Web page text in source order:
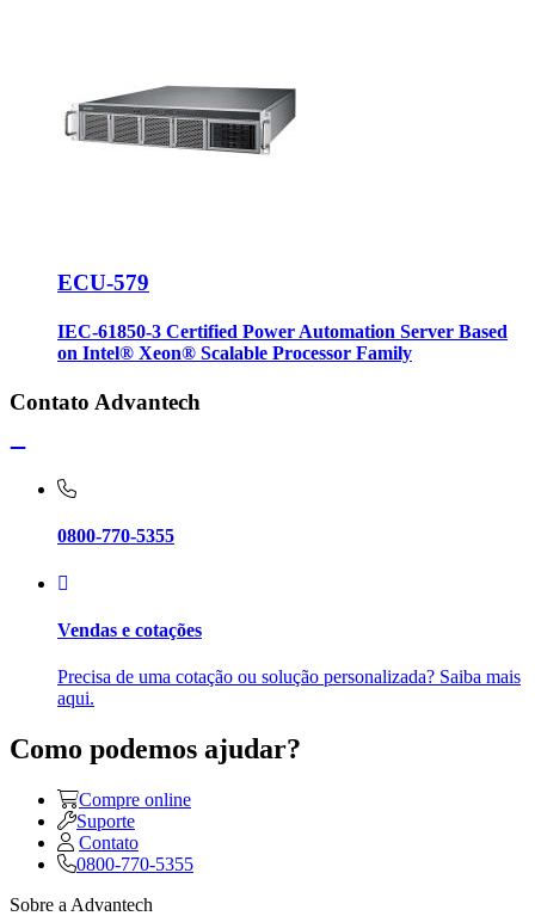
ECU-579
IEC-61850-3 Certified Power Automation Server Based
on Intel® Xeon® Scalable Processor Family
Contato Advantech
0800-770-5355
Vendas e cotações
Precisa de uma cotação ou solução personalizada? Saiba mais
aqui.
Como podemos ajudar?
Compre online
Suporte
Contato
0800-770-5355
Sobre a Advantech